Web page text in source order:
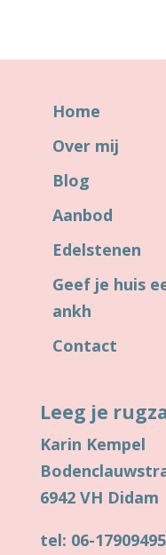
Home
Over mij
Blog
Aanbod
Edelstenen
Geef je huis
ankh
Contact
Leeg je
Karin Kempel
6942 VH Didam
tel: 06-17909495